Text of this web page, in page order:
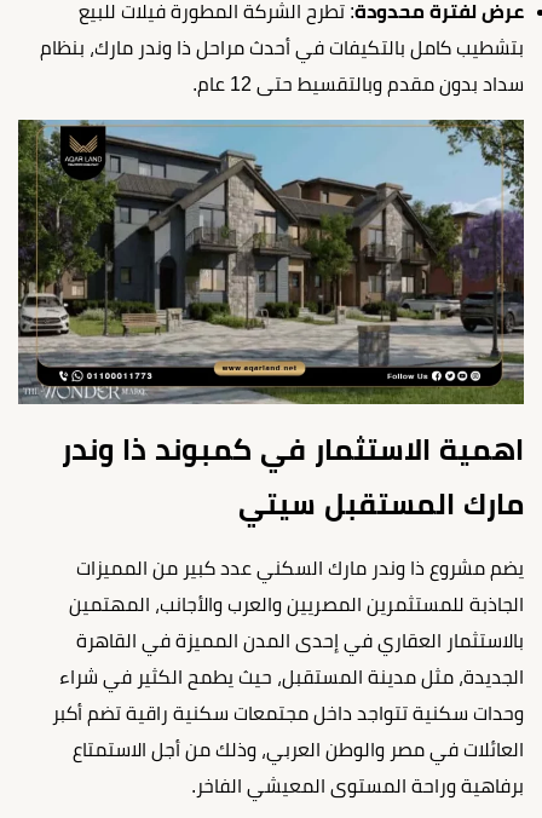
عرض لفترة محدودة: تطرح الشركة المطورة فيلات للبيع
بتشطيب كامل بالتكيفات في أحدث مراحل ذا وندر مارك، بنظام
سداد بدون مقدم وبالتقسيط حتى 12 عام.
اهمية الاستثمار في كمبوند ذا وندر
مارك المستقبل سيتي
يضم مشروع ذا وندر مارك السكني عدد كبير من المميزات
الجاذبة للمستثمرين المصريين والعرب والأجانب، المهتمين
بالاستثمار العقاري في إحدى المدن المميزة في القاهرة
الجديدة، مثل مدينة المستقبل، حيث يطمح الكثير في شراء
وحدات سكنية تتواجد داخل مجتمعات سكنية راقية تضم أكبر
العائلات في مصر والوطن العربي، وذلك من أجل الاستمتاع
برفاهية وراحة المستوى المعيشي الفاخر.